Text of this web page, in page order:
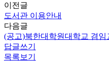
이전글
도서관 이용안내
다음글
(공고)북한대학원대학교 겸임
답글쓰기
목록보기